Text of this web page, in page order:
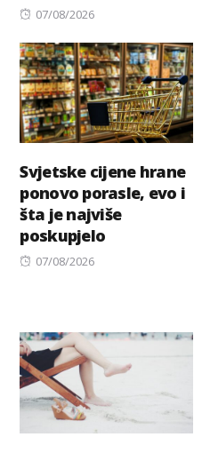
Posted
07/08/2026
Svjetske cijene hrane
ponovo porasle, evo i
šta je najviše
poskupjelo
Posted
07/08/2026